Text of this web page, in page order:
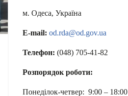
м. Одеса, Україна
E-mail: od.rda@od.gov.ua
Телефон: (048) 705-41-82
Розпорядок роботи:
Понеділок-четвер: 9:00 – 18:00